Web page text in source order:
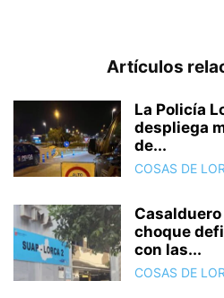
Artículos
La Policía
despliega
de...
COSAS DE
choque
con las...
COSAS DE